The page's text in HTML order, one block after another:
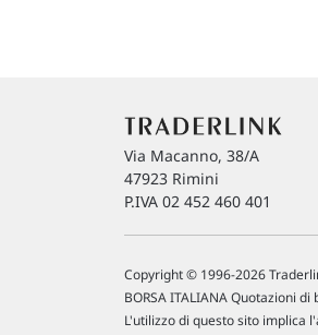
Via Macanno, 38/A
47923 Rimini
P.IVA 02 452 460 401
Copyright © 1996-2026
BORSA ITALIANA Quotazioni
L'utilizzo di questo sito implica